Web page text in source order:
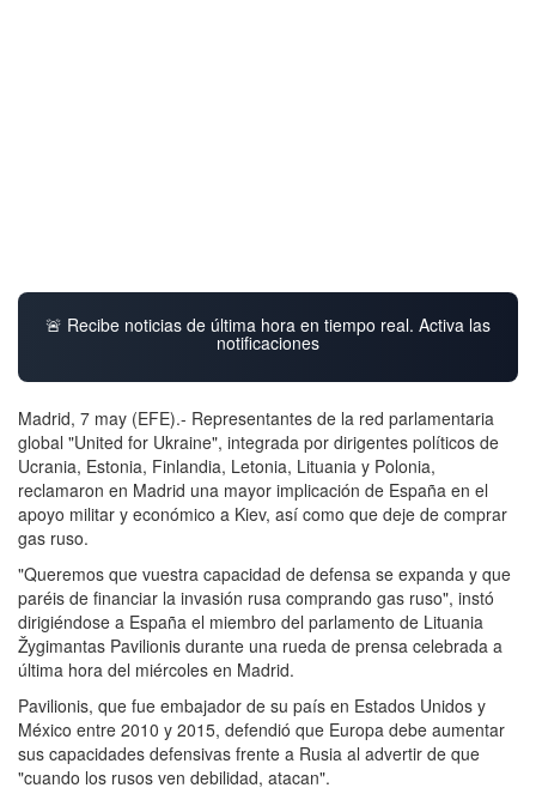
🚨 Recibe noticias de última hora en tiempo real. Activa las
notificaciones
Madrid, 7 may (EFE).- Representantes de la red parlamentaria
global "United for Ukraine", integrada por dirigentes políticos de
Ucrania, Estonia, Finlandia, Letonia, Lituania y Polonia,
reclamaron en Madrid una mayor implicación de España en el
apoyo militar y económico a Kiev, así como que deje de comprar
gas ruso.
"Queremos que vuestra capacidad de defensa se expanda y que
paréis de financiar la invasión rusa comprando gas ruso", instó
dirigiéndose a España el miembro del parlamento de Lituania
Žygimantas Pavilionis durante una rueda de prensa celebrada a
última hora del miércoles en Madrid.
Pavilionis, que fue embajador de su país en Estados Unidos y
México entre 2010 y 2015, defendió que Europa debe aumentar
sus capacidades defensivas frente a Rusia al advertir de que
"cuando los rusos ven debilidad, atacan".